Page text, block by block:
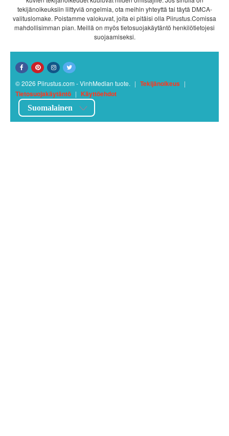
tekijänoikeuksiin liittyviä ongelmia, ota meihin yhteyttä tai täytä DMCA-
valituslomake. Poistamme valokuvat, joita ei pitäisi olla Piirustus.Comissa
mahdollisimman pian. Meillä on myös tietosuojakäytäntö henkilötietojesi
suojaamiseksi.
© 2026 Piirustus.com - VinhMedian tuote. | Tekijänoikeus |
Tietosuojakäytäntö | Käyttöehdot
Suomalainen